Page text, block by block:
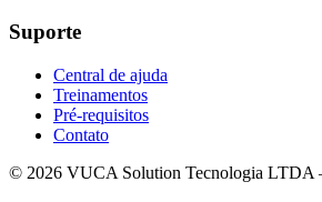
Suporte
Central de ajuda
Treinamentos
Pré-requisitos
Contato
© 2026 VUCA Solution Tecnologia